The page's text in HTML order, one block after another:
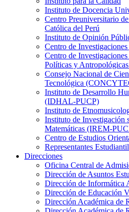
Instituto de Docencia
Centro Preuniversitario
Católica del Perú
Instituto de Opinión
Centro de
Centro de
Políticas y
Consejo Nacional de
Tecnológica
Instituto de Desarrollo
(IDHAL-PUCP)
Instituto de
Instituto de Investigación
Matemáticas (IREM-
Centro de Estudios
Representantes
Direcciones
Oficina Central de
Dirección de Asuntos
Dirección de Informática
Dirección de Educación
Dirección Académica de